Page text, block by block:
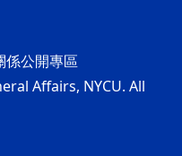
係公開專區
Affairs, NYCU. All